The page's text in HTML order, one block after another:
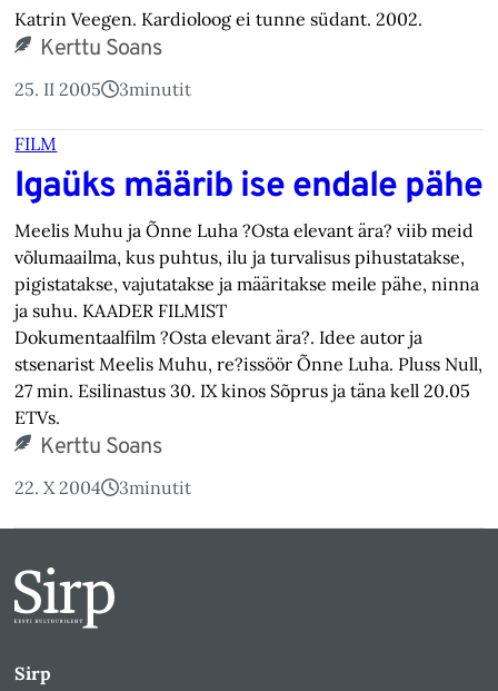
Katrin Veegen. Kardioloog ei tunne südant. 2002.
Kerttu Soans
25. II 2005 3minutit
FILM
Igaüks määrib ise endale pähe
Meelis Muhu ja Õnne Luha ?Osta elevant ära? viib meid
võlumaailma, kus puhtus, ilu ja turvalisus pihustatakse,
pigistatakse, vajutatakse ja määritakse meile pähe, ninna
ja suhu. KAADER FILMIST
Dokumentaalfilm ?Osta elevant ära?. Idee autor ja
stsenarist Meelis Muhu, re?issöör Õnne Luha. Pluss Null,
27 min. Esilinastus 30. IX kinos Sõprus ja täna kell 20.05
ETVs.
Kerttu Soans
22. X 2004 3minutit
Sirp